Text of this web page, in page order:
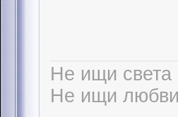
Не ищи света
Не ищи